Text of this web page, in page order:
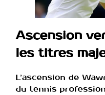
Ascension
les titres
L’ascension de
du tennis